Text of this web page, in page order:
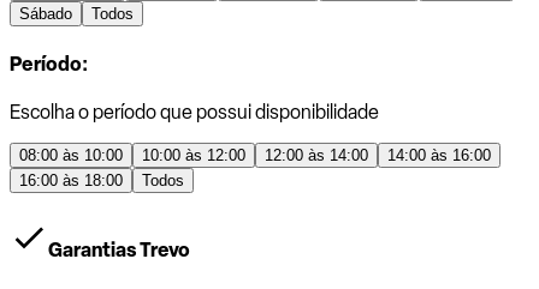
Sábado
Todos
Período:
Escolha o período que possui disponibilidade
08:00 às 10:00 10:00 às 12:00 12:00 às 14:00
14:00 às 16:00
16:00 às 18:00
Todos
Garantias Trevo